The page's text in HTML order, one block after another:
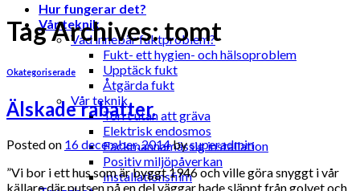
Hur fungerar det?
Vår teknik
Vad innebär fuktproblem?
Fukt- ett hygien- och hälsoproblem
Upptäck fukt
Åtgärda fukt
Vår teknik
Torrt utan att gräva
Elektrisk endosmos
Fackmannamässig installation
Positiv miljöpåverkan
Installationsfilm
Tag Archives:tomt
Okategoriserade
Älskade rabatter.
Posted on 16 december, 2014bysuperadmin
”Vi bor i ett hus som är byggt 1946 och ville göra snyggt i vår
källare där putsen på en del väggar hade släppt från golvet och